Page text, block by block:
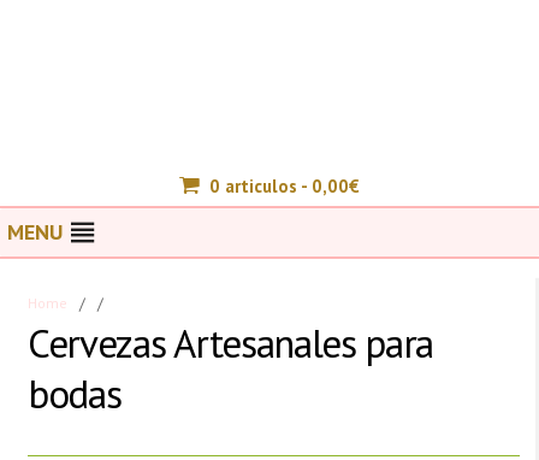
0 articulos - 0,00€
MENU
Home / /
Cervezas Artesanales para
bodas